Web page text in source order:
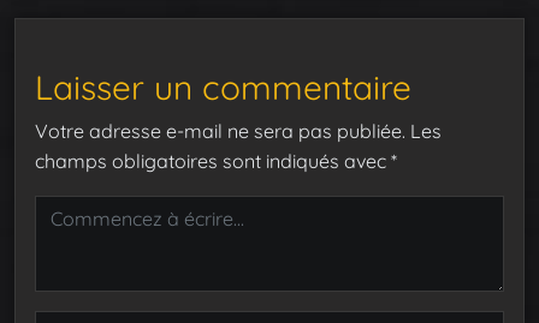
Laisser un commentaire
Votre adresse e-mail ne sera pas publiée. Les
champs obligatoires sont indiqués avec *